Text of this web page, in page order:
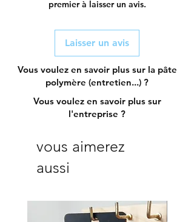
premier à laisser un avis.
Laisser un avis
Vous voulez en savoir plus sur la pâte
polymère (entretien...) ?
Vous voulez en savoir plus sur
l'entreprise ?
vous aimerez
aussi